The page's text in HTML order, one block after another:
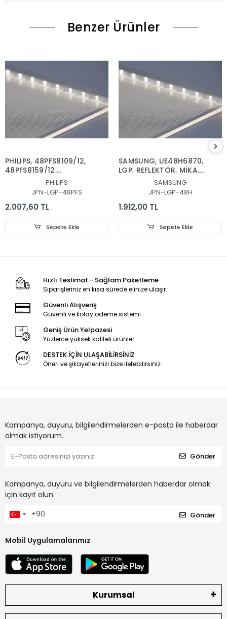
Benzer Ürünler
PHILIPS, 48PFS8109/12,
48PFS8159/12,
REFLEKTOR, DİFÜZÖR,
LGP, BACKLIGHT PLEKSİ,
IŞIK YANSITICI TABAKA
PHILIPS
JPN-LGP-48PFS
2.007,60 TL
Sepete Ekle
SAMSUNG, UE48H6870,
LGP, REFLEKTÖR, MİKA,
DİFÜZÖR,VH80-
480SMA-R2, VH80-
480SMB-R2, BN96-
30655A, BN96-30654A,
SAMSUNG
JPN-LGP-48H
1.912,00 TL
Sepete Ekle
Hızlı Teslimat - Sağlam Paketleme
Siparişleriniz en kısa sürede elinize ulaşır.
Güvenli Alışveriş
Güvenli ve kolay ödeme sistemi
Geniş Ürün Yelpazesi
Yüzlerce yüksek kaliteli ürünler
DESTEK İÇİN ULAŞABİLİRSİNİZ
Öneri ve şikayetlerinizi bize iletebilirsiniz.
Kampanya, duyuru, bilgilendirmelerden e-posta ile haberdar
olmak istiyorum.
Gönder
Kampanya, duyuru ve bilgilendirmelerden haberdar olmak
için kayıt olun.
Gönder
Mobil Uygulamalarımız
Kurumsal